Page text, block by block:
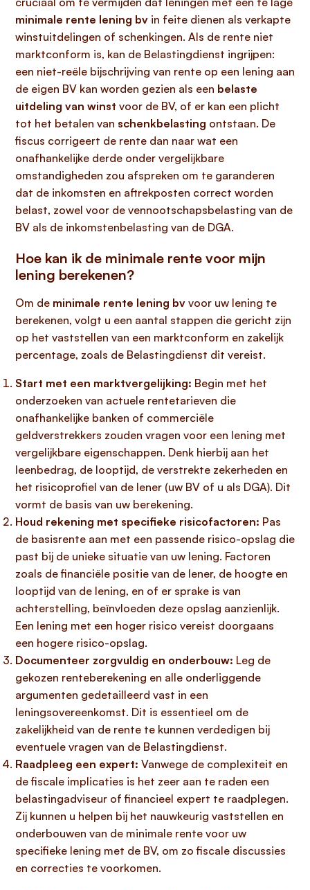
minimale rente lening bv in feite dienen als verkapte
winstuitdelingen of schenkingen. Als de rente niet
marktconform is, kan de Belastingdienst ingrijpen:
een niet-reële bijschrijving van rente op een lening aan
de eigen BV kan worden gezien als een belaste
uitdeling van winst voor de BV, of er kan een plicht
tot het betalen van schenkbelasting ontstaan. De
fiscus corrigeert de rente dan naar wat een
onafhankelijke derde onder vergelijkbare
omstandigheden zou afspreken om te garanderen
dat de inkomsten en aftrekposten correct worden
belast, zowel voor de vennootschapsbelasting van de
BV als de inkomstenbelasting van de DGA.
Hoe kan ik de minimale rente voor mijn
lening berekenen?
Om de minimale rente lening bv voor uw lening te
berekenen, volgt u een aantal stappen die gericht zijn
op het vaststellen van een marktconform en zakelijk
percentage, zoals de Belastingdienst dit vereist.
Start met een marktvergelijking: Begin met het
onderzoeken van actuele rentetarieven die
onafhankelijke banken of commerciële
geldverstrekkers zouden vragen voor een lening met
vergelijkbare eigenschappen. Denk hierbij aan het
leenbedrag, de looptijd, de verstrekte zekerheden en
het risicoprofiel van de lener (uw BV of u als DGA). Dit
vormt de basis van uw berekening.
Houd rekening met specifieke risicofactoren: Pas
de basisrente aan met een passende risico-opslag die
past bij de unieke situatie van uw lening. Factoren
zoals de financiële positie van de lener, de hoogte en
looptijd van de lening, en of er sprake is van
achterstelling, beïnvloeden deze opslag aanzienlijk.
Een lening met een hoger risico vereist doorgaans
een hogere risico-opslag.
Documenteer zorgvuldig en onderbouw: Leg de
gekozen renteberekening en alle onderliggende
argumenten gedetailleerd vast in een
leningsovereenkomst. Dit is essentieel om de
zakelijkheid van de rente te kunnen verdedigen bij
eventuele vragen van de Belastingdienst.
Raadpleeg een expert: Vanwege de complexiteit en
de fiscale implicaties is het zeer aan te raden een
belastingadviseur of financieel expert te raadplegen.
Zij kunnen u helpen bij het nauwkeurig vaststellen en
onderbouwen van de minimale rente voor uw
specifieke lening met de BV, om zo fiscale discussies
en correcties te voorkomen.